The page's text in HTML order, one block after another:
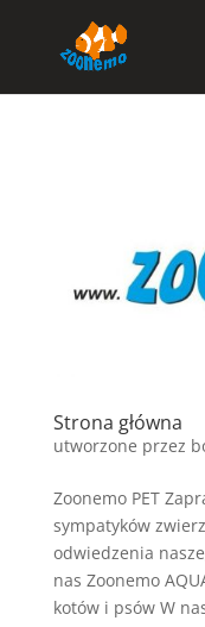
Strona główna
utworzone przez
Zoonemo PET
sympatyków
odwiedzenia
nas Zoonemo
kotów i psów W